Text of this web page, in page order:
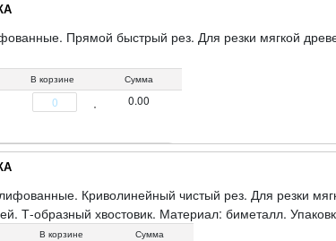
Прямой быстрый рез. Для резки мягкой
пакет с подвесом.
В корзине Сумма
0.00
Криволинейный чистый рез. Для резки
Т-образный хвостовик. Материал: биметалл.
В корзине Сумма